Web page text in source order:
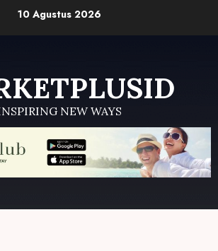
10 Agustus 2026
NEW WAYS